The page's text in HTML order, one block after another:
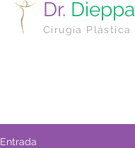
Dr. Dieppa
Cirugía Plástica
Entrada